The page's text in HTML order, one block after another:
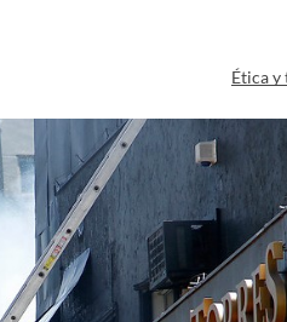
Ética